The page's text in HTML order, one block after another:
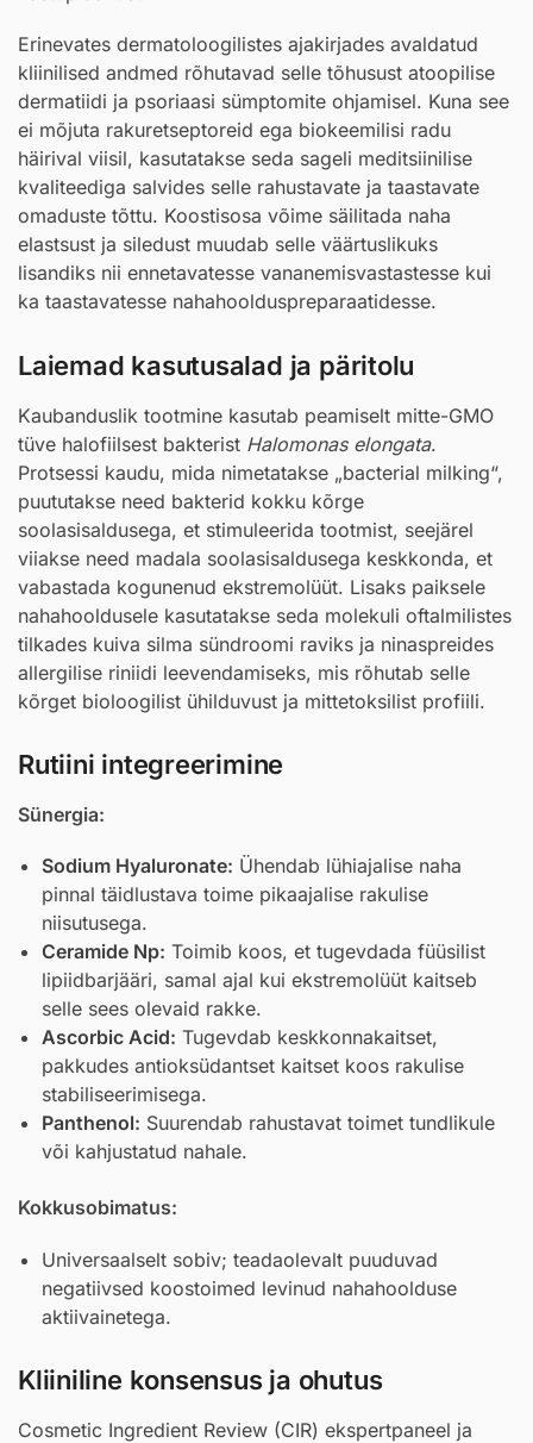
Erinevates dermatoloogilistes ajakirjades avaldatud
kliinilised andmed rõhutavad selle tõhusust atoopilise
dermatiidi ja psoriaasi sümptomite ohjamisel. Kuna see
ei mõjuta rakuretseptoreid ega biokeemilisi radu
häirival viisil, kasutatakse seda sageli meditsiinilise
kvaliteediga salvides selle rahustavate ja taastavate
omaduste tõttu. Koostisosa võime säilitada naha
elastsust ja siledust muudab selle väärtuslikuks
lisandiks nii ennetavatesse vananemisvastastesse kui
ka taastavatesse nahahoolduspreparaatidesse.
Laiemad kasutusalad ja päritolu
Kaubanduslik tootmine kasutab peamiselt mitte-GMO
tüve halofiilsest bakterist Halomonas elongata.
Protsessi kaudu, mida nimetatakse „bacterial milking“,
puututakse need bakterid kokku kõrge
soolasisaldusega, et stimuleerida tootmist, seejärel
viiakse need madala soolasisaldusega keskkonda, et
vabastada kogunenud ekstremolüüt. Lisaks paiksele
nahahooldusele kasutatakse seda molekuli oftalmilistes
tilkades kuiva silma sündroomi raviks ja ninaspreides
allergilise riniidi leevendamiseks, mis rõhutab selle
kõrget bioloogilist ühilduvust ja mittetoksilist profiili.
Rutiini integreerimine
Sünergia:
Sodium Hyaluronate: Ühendab lühiajalise naha
pinnal täidlustava toime pikaajalise rakulise
niisutusega.
Ceramide Np: Toimib koos, et tugevdada füüsilist
lipiidbarjääri, samal ajal kui ekstremolüüt kaitseb
selle sees olevaid rakke.
Ascorbic Acid: Tugevdab keskkonnakaitset,
pakkudes antioksüdantset kaitset koos rakulise
stabiliseerimisega.
Panthenol: Suurendab rahustavat toimet tundlikule
või kahjustatud nahale.
Kokkusobimatus:
Universaalselt sobiv; teadaolevalt puuduvad
negatiivsed koostoimed levinud nahahoolduse
aktiivainetega.
Kliiniline konsensus ja ohutus
Cosmetic Ingredient Review (CIR) ekspertpaneel ja